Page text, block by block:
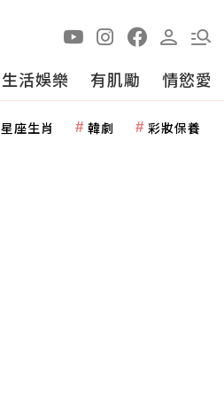
生活娛樂 有肌勵 情慾愛
星座生肖 韓劇 彩妝保養